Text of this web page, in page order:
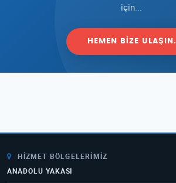
için...
HEMEN BIZE ULAŞIN.
HIZMET BÖLGELERIMIZ
ANADOLU YAKASI